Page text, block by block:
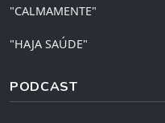
"CALMAMENTE"
"HAJA SAÚDE"
PODCAST